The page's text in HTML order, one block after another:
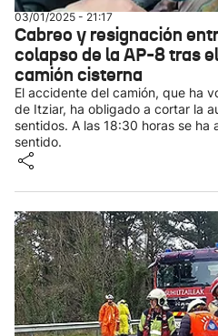
03/01/2025 - 21:17
Cabreo y resignación
colapso de la AP-8 tras
camión cisterna
El accidente del camión, que ha
de Itziar, ha obligado a cortar la
sentidos. A las 18:30 horas se ha
sentido.